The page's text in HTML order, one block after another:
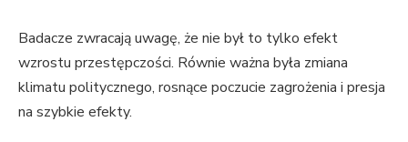
Badacze zwracają uwagę, że nie był to tylko efekt
wzrostu przestępczości. Równie ważna była zmiana
klimatu politycznego, rosnące poczucie zagrożenia i presja
na szybkie efekty.